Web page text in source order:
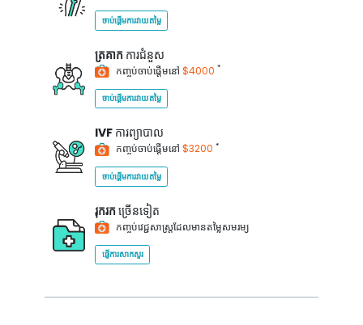
ចាប់ផ្តើមការវាយតម្លៃ
ត្រគាក ការជំនួស
កញ្ចប់ចាប់ផ្តើមនៅ $4000 *
ចាប់ផ្តើមការវាយតម្លៃ
IVF ការព្យាបាល
កញ្ចប់ចាប់ផ្តើមនៅ $3200 *
ចាប់ផ្តើមការវាយតម្លៃ
រុករក ច្រើនទៀត
កញ្ចប់វេជ្ជសាស្ត្រដែលមានតម្លៃសមរម្យ
ផ្ញើការសាកសួរ